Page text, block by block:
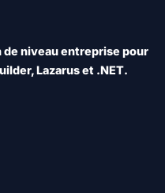
niveau entreprise pour
Lazarus et .NET.